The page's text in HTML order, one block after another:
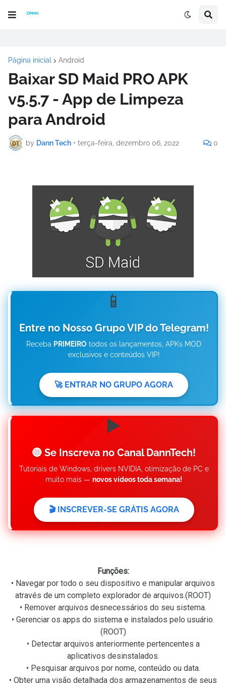
Página inicial Android
Baixar SD Maid PRO APK
v5.5.7 - App de Limpeza
para Android
by Dann Tech • terça-feira, dezembro 06, 2022 0
📱
Entre no Nosso Grupo VIP do Telegram!
Receba PRIMEIRO todos os lançamentos, APKs MOD
exclusivos e conteúdos VIP!
🚀 ENTRAR NO GRUPO AGORA
▶️
🔴 Se Inscreva no Canal DannTech!
Tutoriais de Windows, drivers NVIDIA, otimização de PC e
muito mais — novos vídeos toda semana!
🎬 INSCREVER-SE GRÁTIS AGORA
Funções:
• Navegar por todo o seu dispositivo e manipular arquivos
através de um completo explorador de arquivos.(ROOT)
• Remover arquivos desnecessários do seu sistema.
• Gerenciar os apps do sistema e instalados pelo usuário.
(ROOT)
• Detectar arquivos anteriormente pertencentes a
aplicativos desinstalados.
• Pesquisar arquivos por nome, conteúdo ou data.
• Obter uma visão detalhada dos armazenamentos de seus